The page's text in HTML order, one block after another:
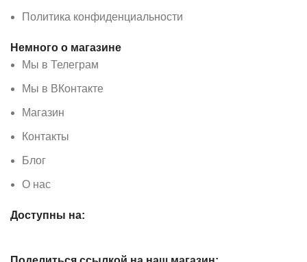
Политика конфиденциальности
Немного о магазине
Мы в Телеграм
Мы в ВКонтакте
Магазин
Контакты
Блог
О нас
Доступны на: